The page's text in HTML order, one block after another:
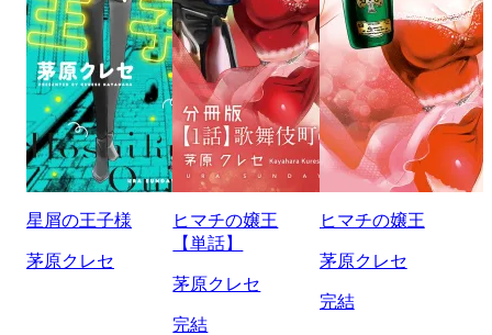
星屑の王子様
茅原クレセ
ヒマチの嬢王
【単話】
茅原クレセ
完結
ヒマチの嬢王
茅原クレセ
完結